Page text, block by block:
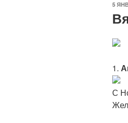
5
1.
С